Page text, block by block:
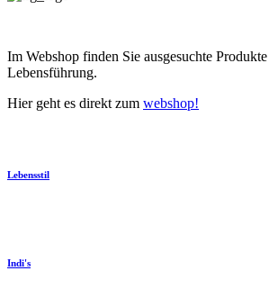
Im Webshop finden Sie ausgesuchte
Lebensführung.
Hier geht es direkt zum webshop!
Lebensstil
Indi's